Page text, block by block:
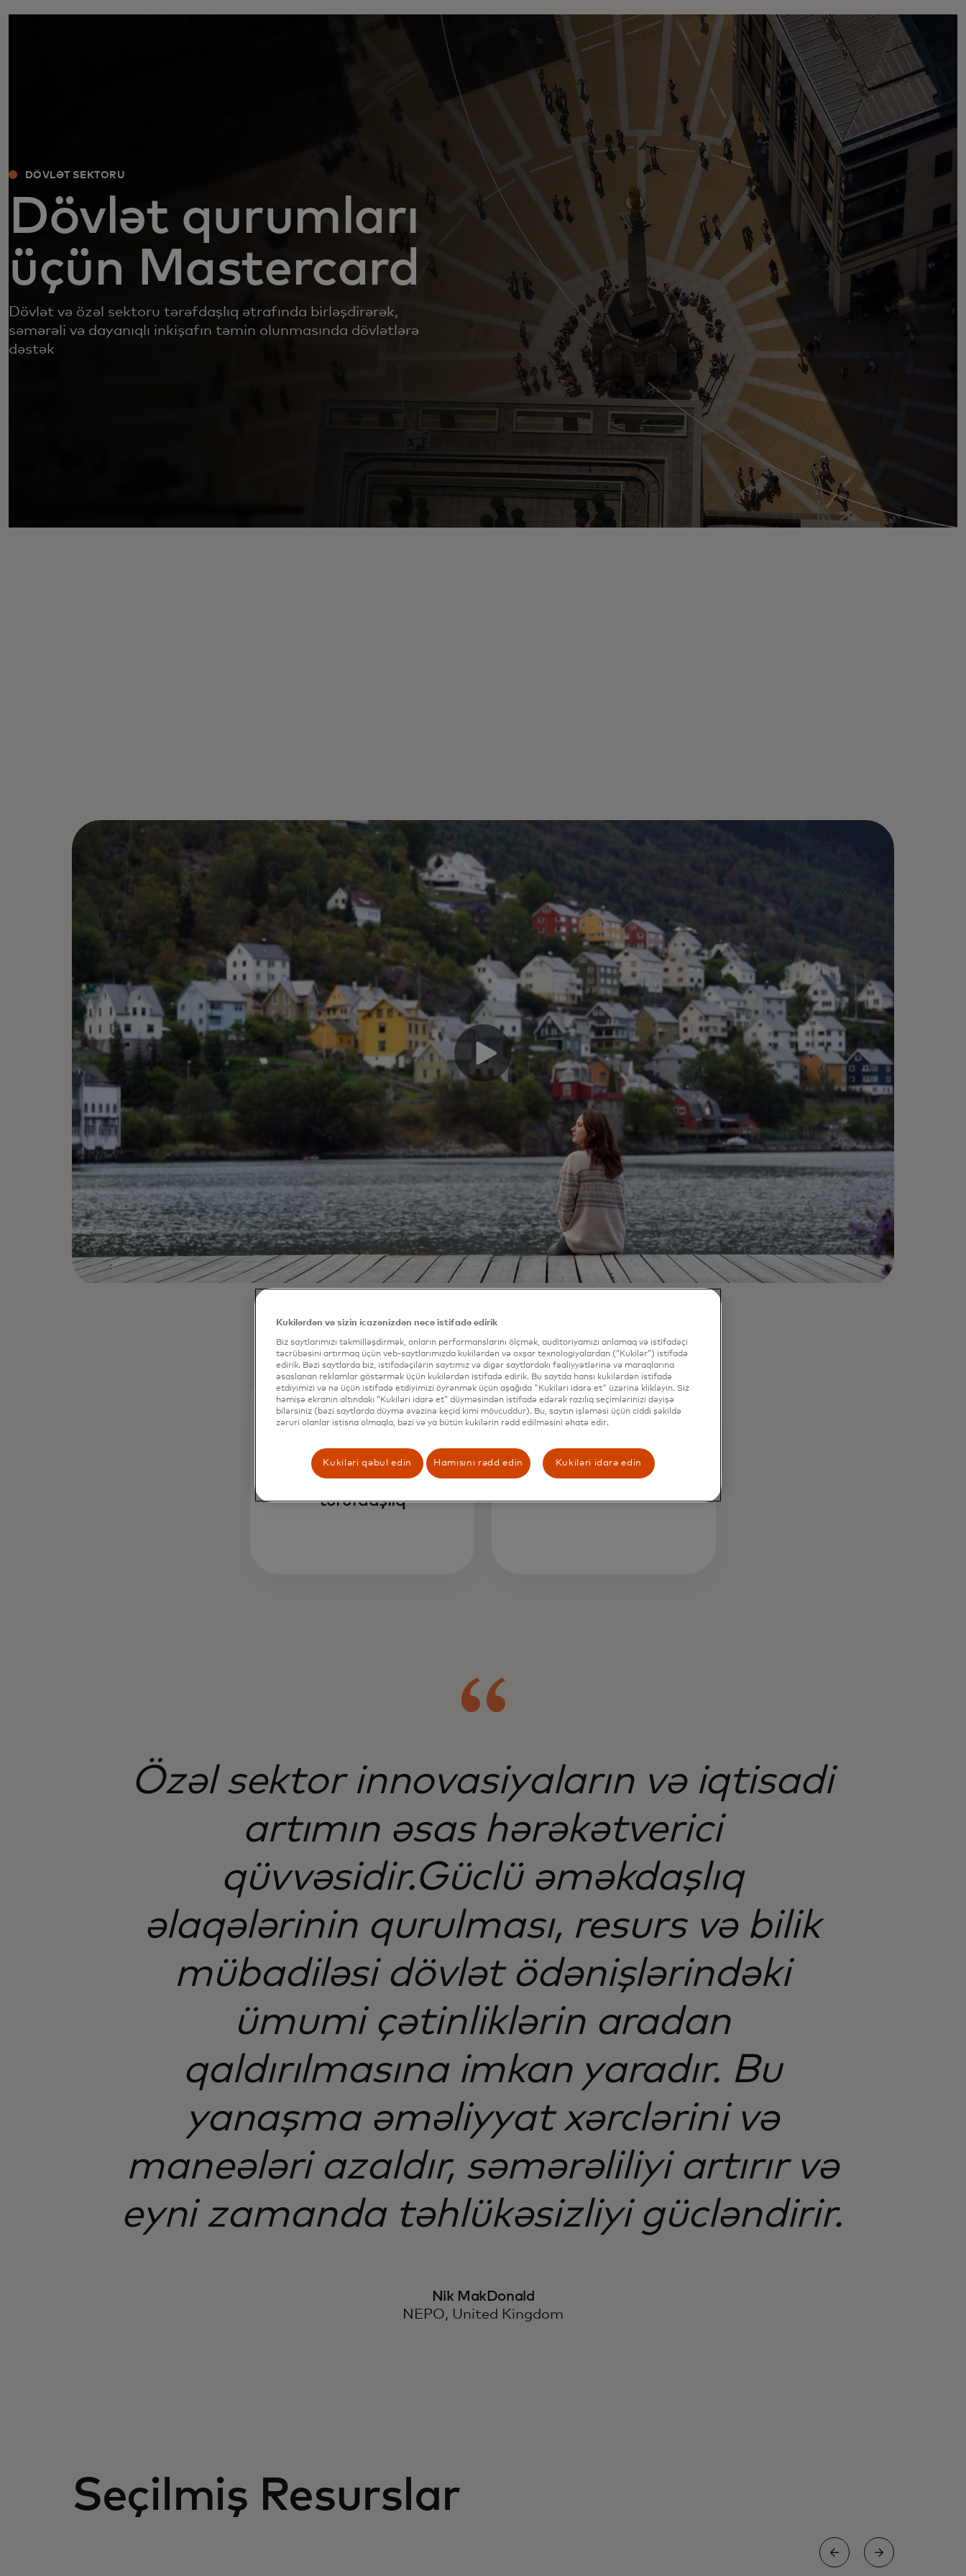
DÖVLƏT SEKTORU
Dövlət qurumları
üçün Mastercard
Dövlət və özəl sektoru tərəfdaşlıq ətrafında birləşdirərək,
səmərəli və dayanıqlı inkişafın təmin olunmasında dövlətlərə
dəstək
Dövlət xidmətlərində
rəqəmsallaşma və data
analitikanın səmərəliliyi
necə artırdığını izləyin.
300+
dövlət qurumu ilə
tərəfdaşlıq
135+
ölkəyə xidmət
Özəl sektor innovasiyaların və iqtisadi
artımın əsas hərəkətverici
qüvvəsidir.Güclü əməkdaşlıq
əlaqələrinin qurulması, resurs və bilik
mübadiləsi dövlət ödənişlərindəki
ümumi çətinliklərin aradan
qaldırılmasına imkan yaradır. Bu
yanaşma əməliyyat xərclərini və
maneələri azaldır, səmərəliliyi artırır və
eyni zamanda təhlükəsizliyi gücləndirir.
Nik MakDonald
NEPO, United Kingdom
Seçilmiş Resurslar
Kukilərdən və sizin icazənizdən necə istifadə edirik
Biz saytlarımızı təkmilləşdirmək, onların performanslarını ölçmək, auditoriyamızı anlamaq və istifadəçi
təcrübəsini artırmaq üçün veb-saytlarımızda kukilərdən və oxşar texnologiyalardan (“Kukilər”) istifadə
edirik. Bəzi saytlarda biz, istifadəçilərin saytımız və digər saytlardakı fəaliyyətlərinə və maraqlarına
əsaslanan reklamlar göstərmək üçün kukilərdən istifadə edirik. Bu saytda hansı kukilərdən istifadə
etdiyimizi və nə üçün istifadə etdiyimizi öyrənmək üçün aşağıda "Kukiləri idarə et" üzərinə klikləyin. Siz
həmişə ekranın altındakı “Kukiləri idarə et” düyməsindən istifadə edərək razılıq seçimlərinizi dəyişə
bilərsiniz (bəzi saytlarda düymə əvəzinə keçid kimi mövcuddur). Bu, saytın işləməsi üçün ciddi şəkildə
zəruri olanlar istisna olmaqla, bəzi və ya bütün kukilərin rədd edilməsini əhatə edir.
Kukiləri qəbul edin Hamısını rədd edin Kukiləri idarə edin